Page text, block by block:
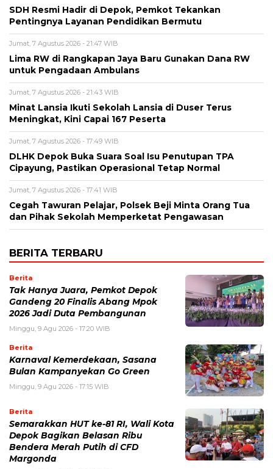
SDH Resmi Hadir di Depok, Pemkot Tekankan
Pentingnya Layanan Pendidikan Bermutu
Jumat, 7 Agustus 2026 - 21:47 WIB
Lima RW di Rangkapan Jaya Baru Gunakan Dana RW
untuk Pengadaan Ambulans
Jumat, 7 Agustus 2026 - 21:43 WIB
Minat Lansia Ikuti Sekolah Lansia di Duser Terus
Meningkat, Kini Capai 167 Peserta
Jumat, 7 Agustus 2026 - 17:49 WIB
DLHK Depok Buka Suara Soal Isu Penutupan TPA
Cipayung, Pastikan Operasional Tetap Normal
Jumat, 7 Agustus 2026 - 17:41 WIB
Cegah Tawuran Pelajar, Polsek Beji Minta Orang Tua
dan Pihak Sekolah Memperketat Pengawasan
BERITA TERBARU
Berita
Tak Hanya Juara, Pemkot Depok
Gandeng 20 Finalis Abang Mpok
2026 Jadi Duta Pembangunan
Minggu, 9 Agu 2026 - 17:20 WIB
Berita
Karnaval Kemerdekaan, Sasana
Bulan Kampanyekan Go Green
Minggu, 9 Agu 2026 - 17:15 WIB
Berita
Semarakkan HUT ke-81 RI, Wali Kota
Depok Bagikan Belasan Ribu
Bendera Merah Putih di CFD
Margonda